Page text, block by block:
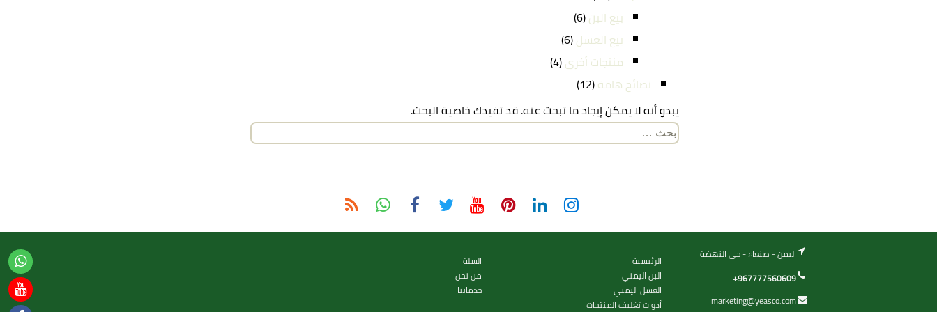
بيع البن(6)
بيع العسل(6)
منتجات أخرى(4)
نصائح هامة(12)
يبدو أنه لا يمكن إيجاد ما تبحث عنه. قد تفيدك خاصية البحث.
البحث
اليمن - صنعاء - حي النهضة
+967777560609
marketing@yeasco.com
الرئيسية
البن اليمني
العسل اليمني
أدوات تغليف المنتجات
السلة
من نحن
خدماتنا